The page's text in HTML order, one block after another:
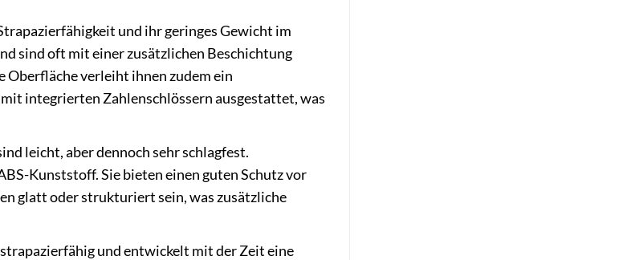
und ihr geringes Gewicht im
sind oft mit einer zusätzlichen Beschichtung
Oberfläche verleiht ihnen zudem ein
integrierten Zahlenschlössern ausgestattet, was
leicht, aber dennoch sehr schlagfest.
Kunststoff. Sie bieten einen guten Schutz vor
glatt oder strukturiert sein, was zusätzliche
und entwickelt mit der Zeit eine